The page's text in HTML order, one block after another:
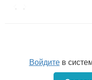
проводах
Войдитев